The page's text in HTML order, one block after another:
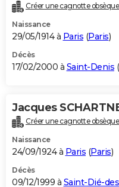
Créer une cagnotte
Naissance
29/05/1914 à Paris (Paris)
Décès
17/02/2000 à Saint-Denis (
Jacques
Créer une cagnotte
Naissance
24/09/1924 à Paris (Paris)
Décès
09/12/1999 à Saint-Dié-